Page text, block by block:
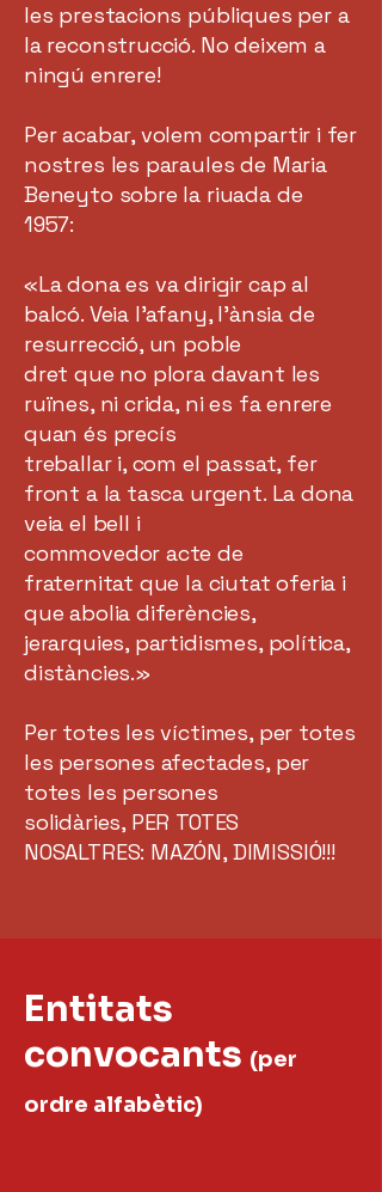
les prestacions públiques per a
la reconstrucció. No deixem a
ningú enrere!
Per acabar, volem compartir i fer
nostres les paraules de Maria
Beneyto sobre la riuada de
1957:
«La dona es va dirigir cap al
balcó. Veia l’afany, l'ànsia de
resurrecció, un poble
dret que no plora davant les
ruïnes, ni crida, ni es fa enrere
quan és precís
treballar i, com el passat, fer
front a la tasca urgent. La dona
veia el bell i
commovedor acte de
fraternitat que la ciutat oferia i
que abolia diferències,
jerarquies, partidismes, política,
distàncies.»
Per totes les víctimes, per totes
les persones afectades, per
totes les persones
solidàries, PER TOTES
NOSALTRES: MAZÓN, DIMISSIÓ!!!
Entitats
convocants (per
ordre alfabètic)